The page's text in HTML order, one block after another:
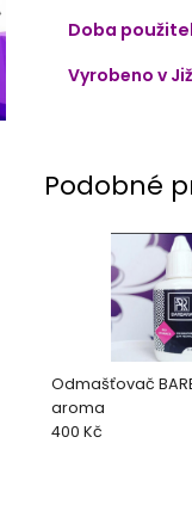
Doba
Vyrobeno v
Podobné
Odmašťovač
aroma
400 Kč